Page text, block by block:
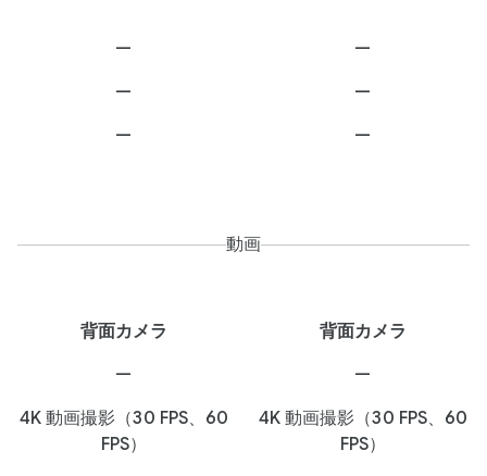
—
—
—
—
—
—
動画
背面カメラ
背面カメラ
—
—
4K 動画撮影（30 FPS、60
FPS）
4K 動画撮影（30 FPS、60
FPS）